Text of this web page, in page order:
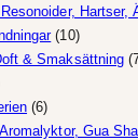
produkterHartser,
1010
produkter
& Smaksättning
66
produkter
Gua